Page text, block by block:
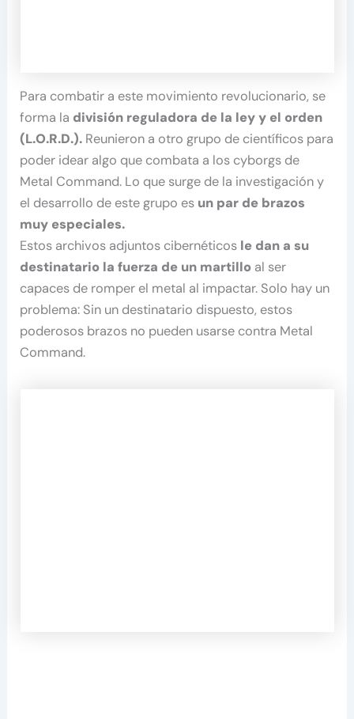
Para combatir a este movimiento revolucionario, se
forma la división reguladora de la ley y el orden
(L.O.R.D.). Reunieron a otro grupo de científicos para
poder idear algo que combata a los cyborgs de
Metal Command. Lo que surge de la investigación y
el desarrollo de este grupo es un par de brazos
muy especiales.
Estos archivos adjuntos cibernéticos le dan a su
destinatario la fuerza de un martillo al ser
capaces de romper el metal al impactar. Solo hay un
problema: Sin un destinatario dispuesto, estos
poderosos brazos no pueden usarse contra Metal
Command.